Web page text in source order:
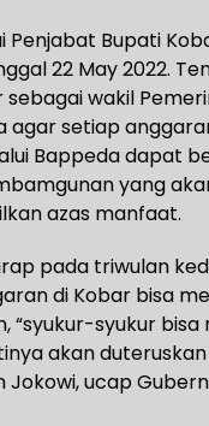
Penjabat Bupati
22 May 2022.
sebagai wakil
agar setiap
Bappeda dapat
yang
azas manfaat.
pada triwulan
di Kobar bisa
“syukur-syukur
akan
Jokowi, ucap